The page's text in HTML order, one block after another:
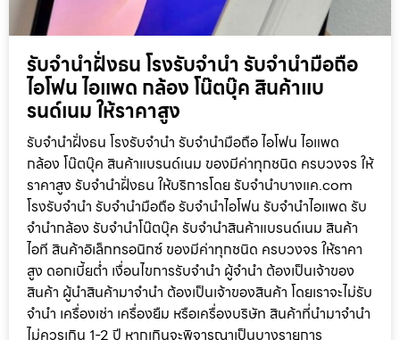
รับจำนำฝั่งธน โรงรับจำนำ รับจำนำมือถือ
ไอโฟน ไอแพด กล้อง โน๊ตบุ๊ค สินค้าแบ
รนด์เนม ให้ราคาสูง
รับจำนำฝั่งธน โรงรับจำนำ รับจำนำมือถือ ไอโฟน ไอแพด
กล้อง โน๊ตบุ๊ค สินค้าแบรนด์เนม ของมีค่าทุกชนิด ครบวงจร ให้
ราคาสูง รับจำนำฝั่งธน ให้บริการโดย รับจํานําบางแค.com
โรงรับจำนำ รับจำนำมือถือ รับจำนำไอโฟน รับจำนำไอแพด รับ
จำนำกล้อง รับจำนำโน๊ตบุ๊ค รับจำนำสินค้าแบรนด์เนม สินค้า
ไอที สินค้าอิเล็กทรอนิกซ์ ของมีค่าทุกชนิด ครบวงจร ให้ราคา
สูง ดอกเบี้ยต่ำ เงื่อนไขการรับจำนำ ผู้จำนำ ต้องเป็นเจ้าของ
สินค้า ผู้นำสินค้ามาจำนำ ต้องเป็นเจ้าของสินค้า โดยเราจะไม่รับ
จำนำ เครื่องเช่า เครื่องยืม หรือเครื่องบริษัท สินค้าที่นำมาจำนำ
ไม่ควรเกิน 1-2 ปี หากเกินจะพิจารณาเป็นบางรายการ